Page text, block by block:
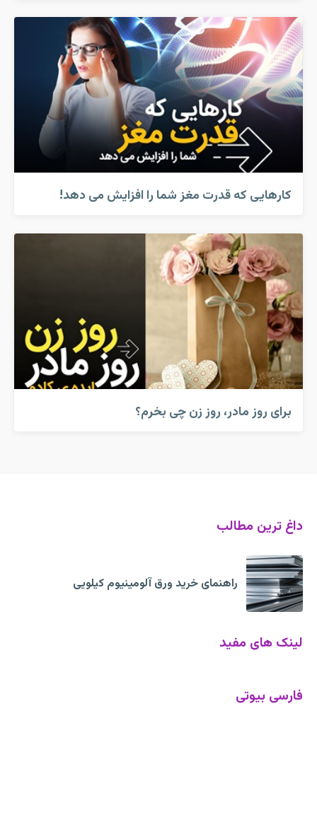
کارهایی که قدرت مغز شما را افزایش می دهد!
برای روز مادر، روز زن چی بخرم؟
داغ ترین مطالب
راهنمای خرید ورق آلومینیوم کیلویی
لینک های مفید
فارسی بیوتی